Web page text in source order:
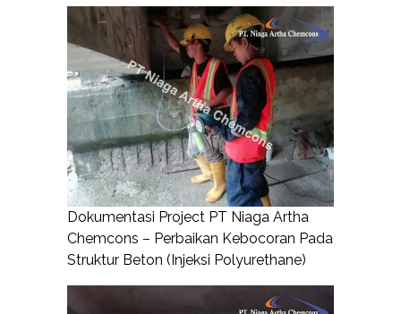
Dokumentasi Project PT Niaga Artha
Chemcons – Perbaikan Kebocoran Pada
Struktur Beton (Injeksi Polyurethane)